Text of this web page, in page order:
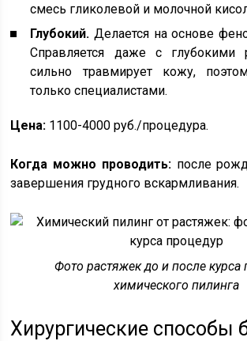
смесь гликолевой и молочной
Глубокий. Делается на основе
Справляется даже с глубокими
сильно травмирует кожу,
только специалистами.
Цена: 1100-4000 руб./процедура.
Когда можно проводить: после
завершения грудного вскармливания.
Фото растяжек до и после курса
химического пилинга
Хирургические способы